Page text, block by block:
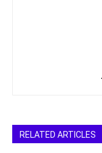
RELATED ARTICLES